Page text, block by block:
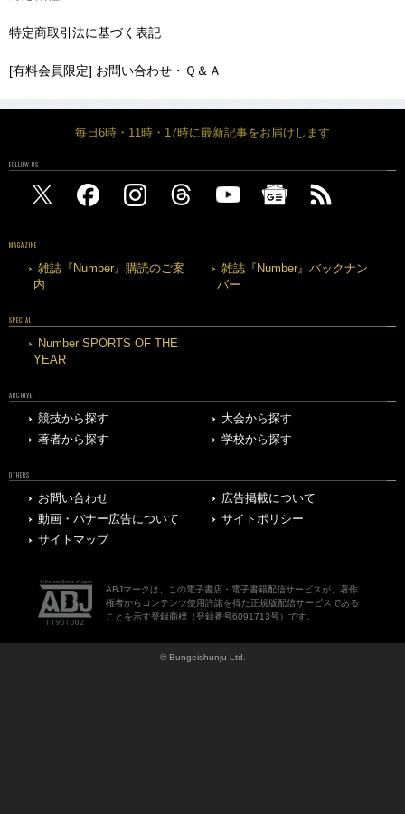
特定商取引法に基づく表記
[有料会員限定] お問い合わせ・Ｑ＆Ａ
毎日6時・11時・17時に最新記事をお届けします
FOLLOW US
MAGAZINE
雑誌『Number』購読のご案
内
雑誌『Number』バックナン
バー
SPECIAL
Number SPORTS OF THE
YEAR
ARCHIVE
競技から探す
大会から探す
著者から探す
学校から探す
OTHERS
お問い合わせ
広告掲載について
動画・バナー広告について
サイトポリシー
サイトマップ
ABJマークは、この電子書店・電子書籍配信サービスが、著作
権者からコンテンツ使用許諾を得た正規版配信サービスである
ことを示す登録商標（登録番号6091713号）です。
© Bungeishunju Ltd.